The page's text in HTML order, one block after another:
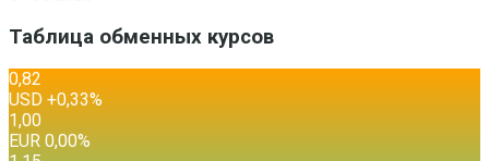
Таблица обменных курсов
0,82
USD +0,33%
1,00
EUR 0,00%